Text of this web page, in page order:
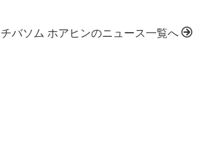
チバソム ホアヒンのニュース一覧へ